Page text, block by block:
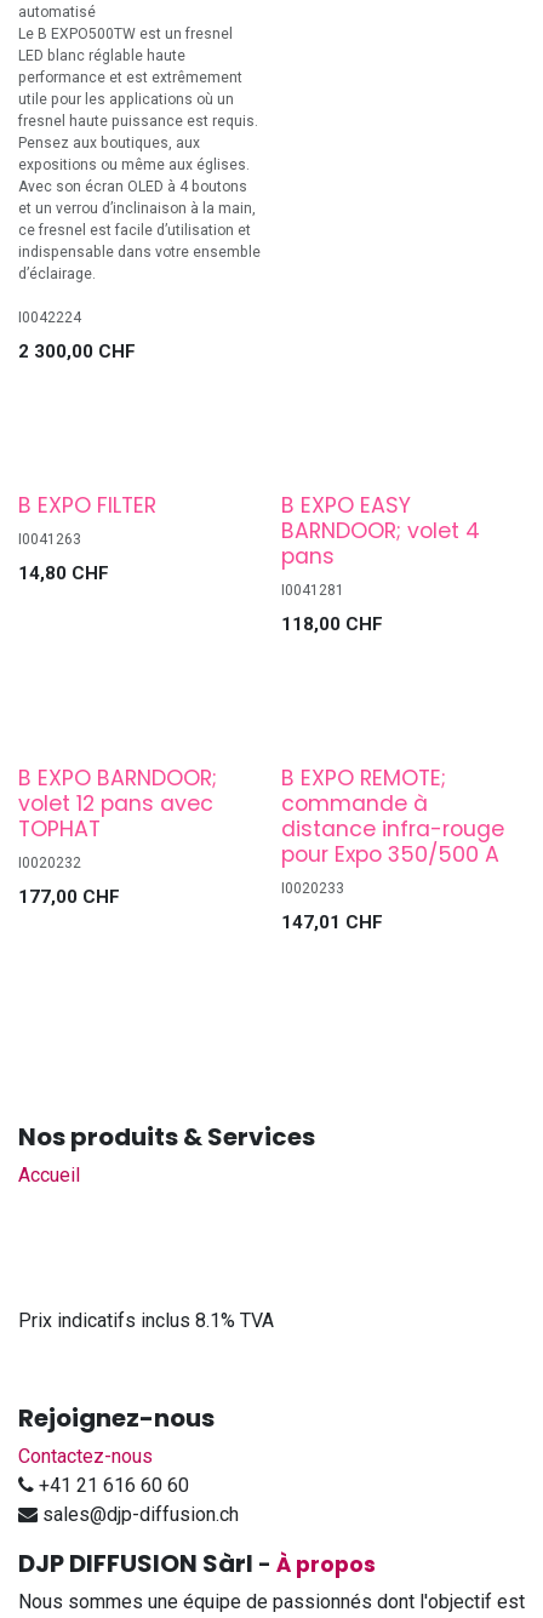
automatisé
Le B EXPO500TW est un fresnel
LED blanc réglable haute
performance et est extrêmement
utile pour les applications où un
fresnel haute puissance est requis.
Pensez aux boutiques, aux
expositions ou même aux églises.
Avec son écran OLED à 4 boutons
et un verrou d’inclinaison à la main,
ce fresnel est facile d’utilisation et
indispensable dans votre ensemble
d’éclairage.
I0042224
2 300,00 CHF
B EXPO FILTER
I0041263
14,80 CHF
B EXPO EASY
BARNDOOR; volet 4
pans
I0041281
118,00CHF
B EXPO BARNDOOR;
volet 12 pans avec
TOPHAT
I0020232
177,00 CHF
B EXPO REMOTE;
commande à
distance infra-rouge
pour Expo 350/500 A
I0020233
147,01 CHF
Nos produits & Services
Accueil
Prix indicatifs inclus 8.1% TVA
Rejoignez-nous
Contactez-nous
+41 21 616 60 60
sales@djp-diffusion.ch
DJP DIFFUSION Sàrl - À propos
Nous sommes une équipe de passionnés dont l'objectif est